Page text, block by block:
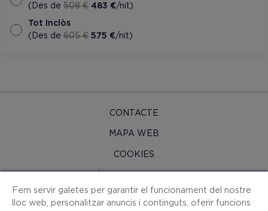
(Des de 508 € 483 €/nit)
Tot Inclòs
(Des de 605 € 575 €/nit)
CONTACTE
MAPA WEB
COOKIES
AVÍS LEGAL
Fem servir galetes per garantir el funcionament del nostre
lloc web, personalitzar anuncis i continguts, oferir funcions